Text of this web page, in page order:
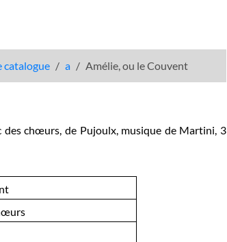
catalogue a Amélie, ou le Couvent
des chœurs, de Pujoulx, musique de Martini, 3